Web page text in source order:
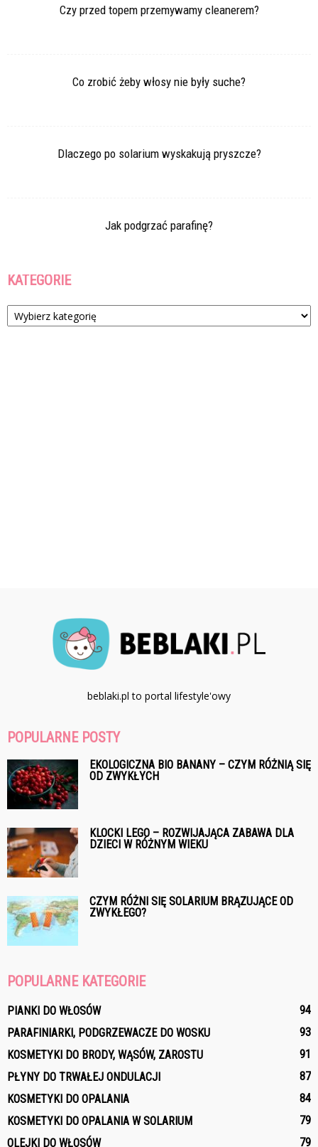
Czy przed topem przemywamy cleanerem?
Co zrobić żeby włosy nie były suche?
Dlaczego po solarium wyskakują pryszcze?
Jak podgrzać parafinę?
KATEGORIE
Kategorie
beblaki.pl to portal lifestyle'owy
POPULARNE POSTY
EKOLOGICZNA BIO BANANY – CZYM RÓŻNIĄ SIĘ
OD ZWYKŁYCH
KLOCKI LEGO – ROZWIJAJĄCA ZABAWA DLA
DZIECI W RÓŻNYM WIEKU
CZYM RÓŻNI SIĘ SOLARIUM BRĄZUJĄCE OD
ZWYKŁEGO?
POPULARNE KATEGORIE
PIANKI DO WŁOSÓW
94
PARAFINIARKI, PODGRZEWACZE DO WOSKU
93
KOSMETYKI DO BRODY, WĄSÓW, ZAROSTU
91
PŁYNY DO TRWAŁEJ ONDULACJI
87
KOSMETYKI DO OPALANIA
84
KOSMETYKI DO OPALANIA W SOLARIUM
79
OLEJKI DO WŁOSÓW
79